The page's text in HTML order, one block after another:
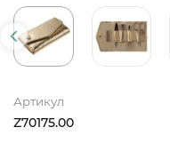
Артикул
Z70175.00